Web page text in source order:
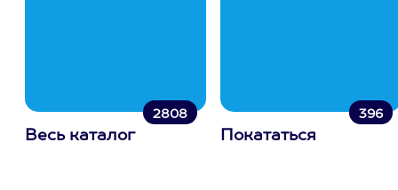
2808
Весь каталог
396
Покататься